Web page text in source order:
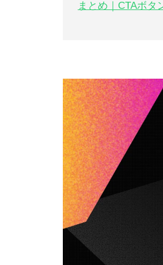
まとめ｜CTAボタ